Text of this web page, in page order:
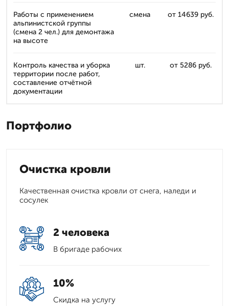
Работы с применением
альпинистской группы
(смена 2 чел.) для демонтажа
на высоте
смена от 14639 руб.
Контроль качества и уборка
территории после работ,
составление отчётной
документации
шт. от 5286 руб.
Портфолио
Очистка кровли
Качественная очистка кровли от снега, наледи и
сосулек
2 человека
В бригаде рабочих
10%
Скидка на услугу